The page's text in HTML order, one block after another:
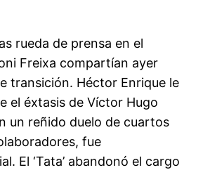
rueda de prensa en el
Freixa compartían ayer
transición. Héctor Enrique le
el éxtasis de Víctor Hugo
un reñido duelo de cuartos
fue
El ‘Tata’ abandonó el cargo